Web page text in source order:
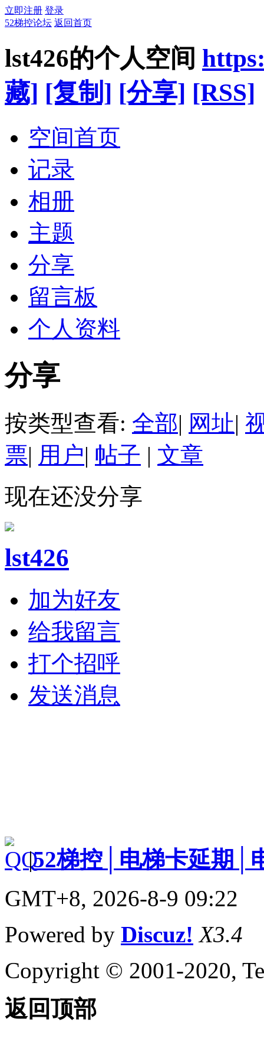
立即注册 登录
52梯控论坛 返回首页
lst426的个人空间
藏] [复制] [分享] [RSS]
空间首页
记录
相册
主题
分享
留言板
个人资料
分享
按类型查看: 全部| 网址|
票| 用户| 帖子 | 文章
现在还没分享
lst426
加为好友
给我留言
打个招呼
发送消息
|52梯控│电梯卡延期│
GMT+8, 2026-8-9 09:22
Powered by Discuz! X3.4
Copyright © 2001-2020,
返回顶部